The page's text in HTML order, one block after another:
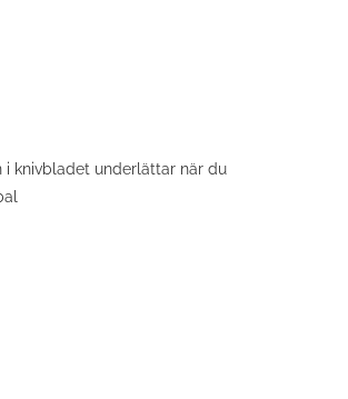
i knivbladet underlättar när du